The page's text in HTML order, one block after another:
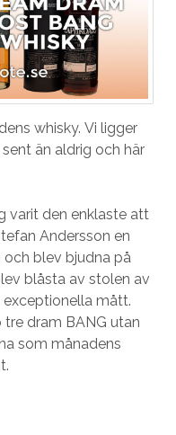
whisky. Vi ligger
än aldrig och här
varit den enklaste att
Andersson en
blev bjudna på
blåsta av stolen av
mått.
dram BANG utan
som månadens